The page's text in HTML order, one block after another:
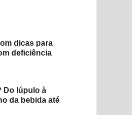
dicas para
deficiência
Do lúpulo à
da bebida até